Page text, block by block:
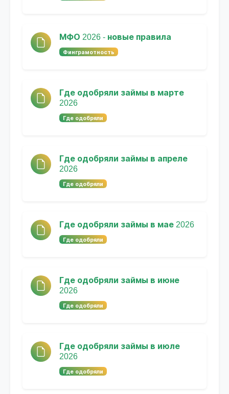
МФО 2026 - новые правила
Финграмотность
Где одобряли займы в марте
2026
Где одобряли
Где одобряли займы в апреле
2026
Где одобряли
Где одобряли займы в мае 2026
Где одобряли
Где одобряли займы в июне
2026
Где одобряли
Где одобряли займы в июле
2026
Где одобряли